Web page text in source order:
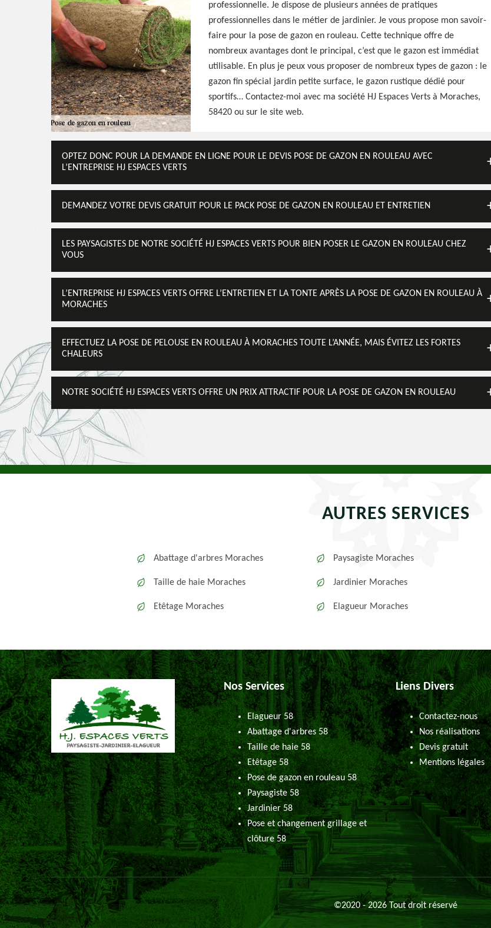
professionnelle. Je dispose de plusieurs années de pratiques
professionnelles dans le métier de jardinier. Je vous propose mon savoir-
faire pour la pose de gazon en rouleau. Cette technique offre de
nombreux avantages dont le principal, c’est que le gazon est immédiat
utilisable. En plus je peux vous proposer de nombreux types de gazon : le
gazon fin spécial jardin petite surface, le gazon rustique dédié pour
sportifs… Contactez-moi avec ma société HJ Espaces Verts à Moraches,
58420 ou sur le site web.
OPTEZ DONC POUR LA DEMANDE EN LIGNE POUR LE DEVIS POSE DE GAZON EN ROULEAU AVEC
L’ENTREPRISE HJ ESPACES VERTS
DEMANDEZ VOTRE DEVIS GRATUIT POUR LE PACK POSE DE GAZON EN ROULEAU ET ENTRETIEN
LES PAYSAGISTES DE NOTRE SOCIÉTÉ HJ ESPACES VERTS POUR BIEN POSER LE GAZON EN ROULEAU CHEZ
VOUS
L’ENTREPRISE HJ ESPACES VERTS OFFRE L’ENTRETIEN ET LA TONTE APRÈS LA POSE DE GAZON EN ROULEAU À
MORACHES
EFFECTUEZ LA POSE DE PELOUSE EN ROULEAU À MORACHES TOUTE L’ANNÉE, MAIS ÉVITEZ LES FORTES
CHALEURS
NOTRE SOCIÉTÉ HJ ESPACES VERTS OFFRE UN PRIX ATTRACTIF POUR LA POSE DE GAZON EN ROULEAU
AUTRES SERVICES
Abattage d'arbres Moraches
Taille de haie Moraches
Etêtage Moraches
Paysagiste Moraches
Jardinier Moraches
Elagueur Moraches
Nos Services
Elagueur 58
Abattage d'arbres 58
Taille de haie 58
Etêtage 58
Pose de gazon en rouleau 58
Paysagiste 58
Jardinier 58
Pose et changement grillage et
clôture 58
Liens Divers
Contactez-nous
Nos réalisations
Devis gratuit
Mentions légales
©2020 - 2026 Tout droit réservé